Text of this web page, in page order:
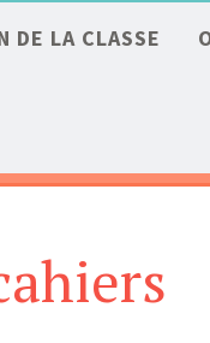
ALLER AU
DE LA CLASSE